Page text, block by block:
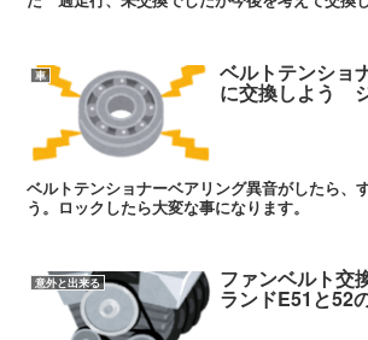
車 ベルトテンシ
に交換しよう
ベルトテンショナーベアリング異音がしたら、
う。ロックしたら大変な事になります。
意外と出来る ファンベルト
ランドE51と52